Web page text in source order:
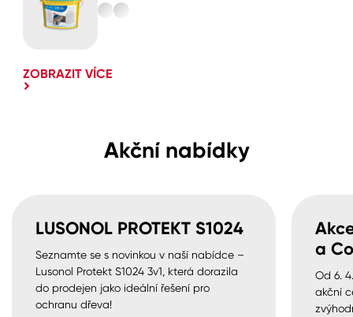
ZOBRAZIT VÍCE
Akční nabídky
LUSONOL PROTEKT S1024
Seznamte se s novinkou v naší nabídce –
Lusonol Protekt S1024 3v1, která dorazila
do prodejen jako ideální řešení pro
ochranu dřeva!
a
Od 6.
akční